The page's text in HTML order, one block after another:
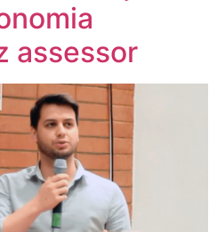
assessor